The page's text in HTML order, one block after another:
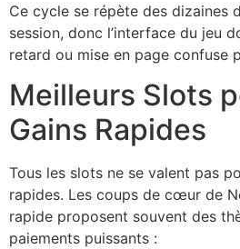
Ce cycle se répète des dizaines
session, donc l’interface du jeu
retard ou mise en page confuse
Meilleurs Slots
Gains Rapides
Tous les slots ne se valent pas
rapides. Les coups de cœur de
rapide proposent souvent des
paiements puissants :